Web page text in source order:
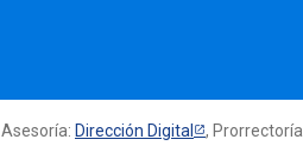
Asesoría: Dirección Digital , Prorrectoría